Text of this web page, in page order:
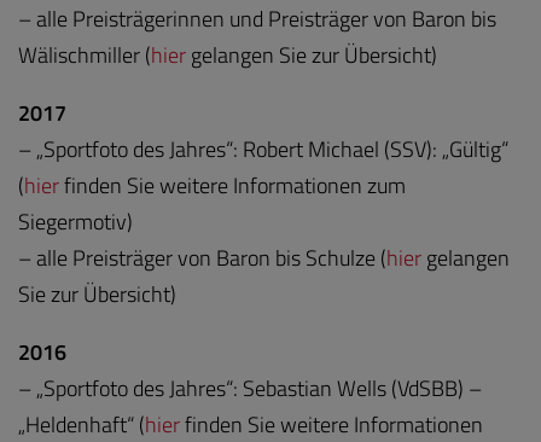
– alle Preisträgerinnen und Preisträger von Baron bis
Wälischmiller (hiergelangen Sie zur Übersicht)
2017
– „Sportfoto des Jahres“: Robert Michael (SSV): „Gültig“
(hierfinden Sie weitere Informationen zum
Siegermotiv)
– alle Preisträger von Baron bis Schulze (hiergelangen
Sie zur Übersicht)
2016
– „Sportfoto des Jahres“: Sebastian Wells (VdSBB) –
„Heldenhaft“ (hierfinden Sie weitere Informationen